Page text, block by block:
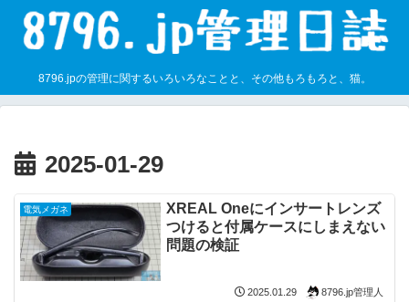
8796.jpの管理に関するいろいろなことと、その他もろもろと、猫。
2025-01-29
電気メガネ
XREAL Oneにインサートレンズ
つけると付属ケースにしまえない
問題の検証
2025.01.29 8796.jp管理人